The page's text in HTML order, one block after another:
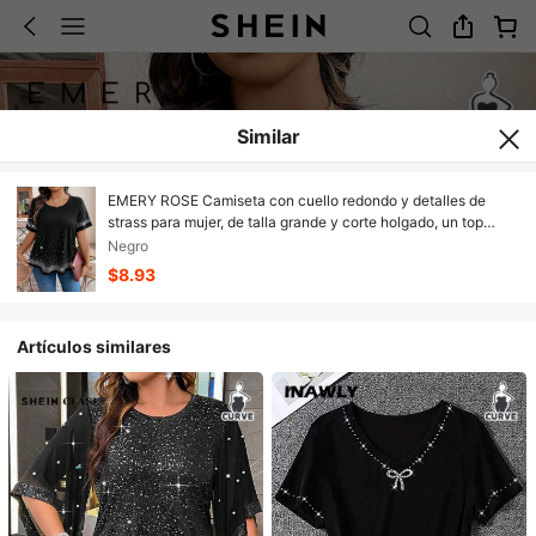
Similar
EMERY ROSE Camiseta con cuello redondo y detalles de
strass para mujer, de talla grande y corte holgado, un top
gráfico para el verano
Negro
$8.93
Artículos similares